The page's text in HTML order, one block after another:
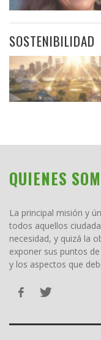
SOSTENIBILIDAD
QUIENES
La principal misión y
todos aquellos
necesidad, y quizá la
exponer sus puntos
y los aspectos que